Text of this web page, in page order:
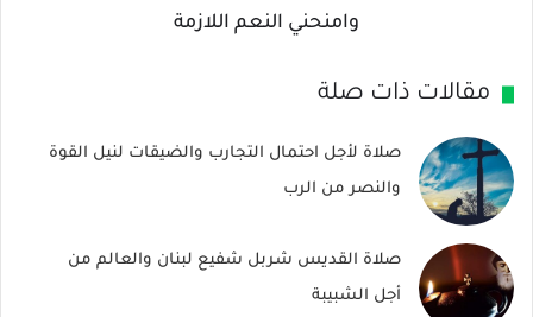
وامنحني النعم اللازمة
مقالات ذات صلة
صلاة لأجل احتمال التجارب والضيقات لنيل القوة
والنصر من الرب
صلاة القديس شربل شفيع لبنان والعالم من
أجل الشبيبة